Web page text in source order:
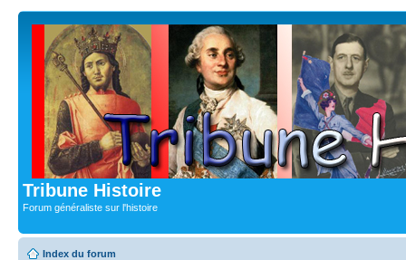
Tribune Histoire
Forum généraliste sur l'histoire
Index du forum